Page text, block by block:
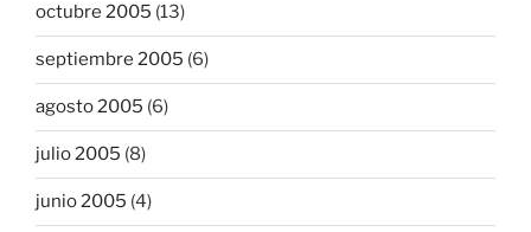
octubre 2005 (13)
septiembre 2005 (6)
agosto 2005 (6)
julio 2005 (8)
junio 2005 (4)